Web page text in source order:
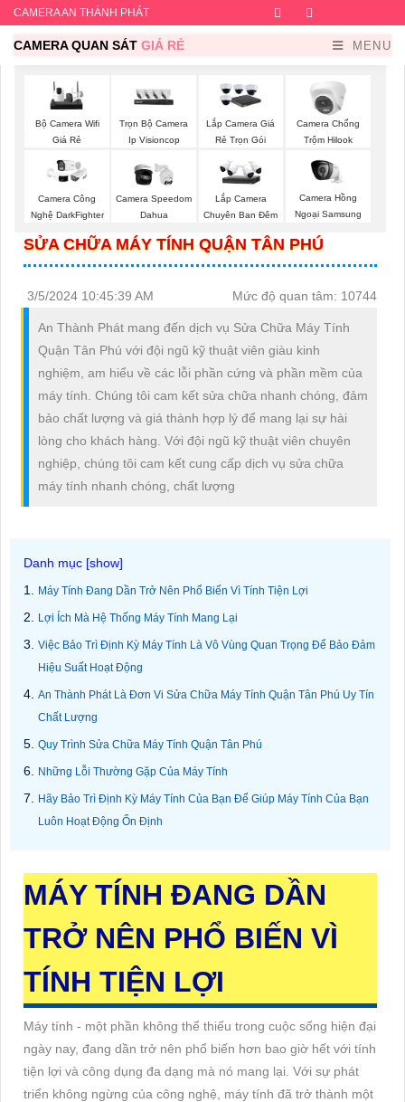
CAMERA AN THÀNH PHÁT Facebook
CAMERA QUAN SÁT GIÁ RẺ MENU
Bộ Camera Wifi
Giá Rẻ
Trọn Bộ Camera
Ip Visioncop
Lắp Camera Giá
Rẻ Trọn Gói
Camera Chống
Trộm Hilook
Camera Công
Nghệ DarkFighter
Camera Speedom
Dahua
Lắp Camera
Chuyên Ban Đêm
Camera Hồng
Ngoại Samsung
SỬA CHỮA MÁY TÍNH QUẬN TÂN PHÚ
3/5/2024 10:45:39 AM Mức độ quan tâm: 10744
An Thành Phát mang đến dịch vụ Sửa Chữa Máy Tính
Quận Tân Phú với đội ngũ kỹ thuật viên giàu kinh
nghiệm, am hiểu về các lỗi phần cứng và phần mềm của
máy tính. Chúng tôi cam kết sửa chữa nhanh chóng, đảm
bảo chất lượng và giá thành hợp lý để mang lại sự hài
lòng cho khách hàng. Với đội ngũ kỹ thuật viên chuyên
nghiệp, chúng tôi cam kết cung cấp dịch vụ sửa chữa
máy tính nhanh chóng, chất lượng
Máy Tính Đang Dần Trở Nên Phổ Biến Vì Tính Tiện Lợi
Lợi Ích Mà Hệ Thống Máy Tính Mang Lại
Việc Bảo Trì Định Kỳ Máy Tính Là Vô Vùng Quan Trọng Để Bảo Đảm
Hiệu Suất Hoạt Động
An Thành Phát Là Đơn Vi Sửa Chữa Máy Tính Quận Tân Phú Uy Tín
Chất Lượng
Quy Trình Sửa Chữa Máy Tính Quận Tân Phú
Những Lỗi Thường Gặp Của Máy Tính
Hãy Bảo Trì Định Kỳ Máy Tính Của Bạn Để Giúp Máy Tính Của Bạn
Luôn Hoạt Động Ổn Định
MÁY TÍNH ĐANG DẦN
TRỞ NÊN PHỔ BIẾN VÌ
TÍNH TIỆN LỢI
Máy tính - một phần không thể thiếu trong cuộc sống hiện đại
ngày nay, đang dần trở nên phổ biến hơn bao giờ hết với tính
tiện lợi và công dụng đa dạng mà nó mang lại. Với sự phát
triển không ngừng của công nghệ, máy tính đã trở thành một